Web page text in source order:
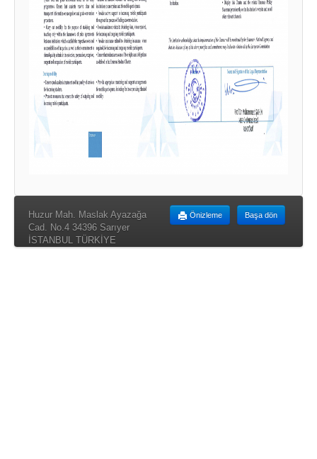
Başa dön
Önizleme
Huzur Mah. Maslak Ayazağa
Cad. No.4 34396 Sarıyer
İSTANBUL TÜRKİYE